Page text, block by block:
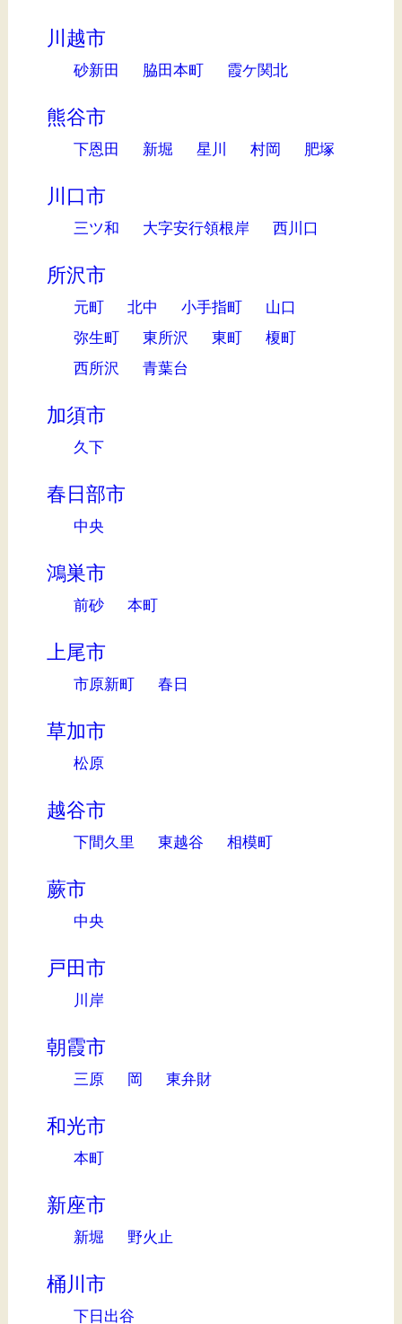
川越市
砂新田 脇田本町 霞ケ関北
熊谷市
下恩田 新堀 星川 村岡 肥塚
川口市
三ツ和 大字安行領根岸 西川口
所沢市
元町 北中 小手指町
山口
弥生町
東所沢 東町
榎町
西所沢
青葉台
加須市
久下
春日部市
中央
鴻巣市
前砂 本町
上尾市
市原新町 春日
草加市
松原
越谷市
下間久里 東越谷 相模町
蕨市
中央
戸田市
川岸
朝霞市
三原 岡 東弁財
和光市
本町
新座市
新堀 野火止
桶川市
下日出谷